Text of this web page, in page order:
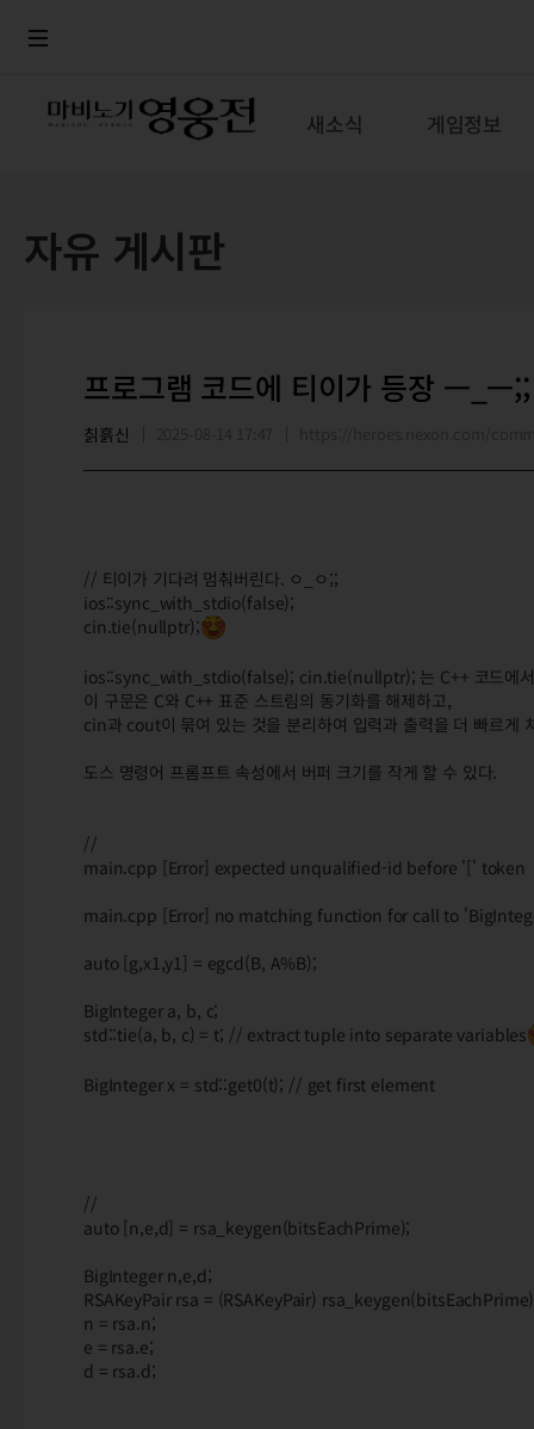
새소식 게임정보
자유 게시판
프로그램 코드에 티이가 등장 ㅡ_ㅡ;;
칡흙신
// 티이가 기다려 멈춰버린다. ㅇ_ㅇ;;
ios::sync_with_stdio(false);
cin.tie(nullptr);
ios::sync_with_stdio(false); cin.tie(nullptr); 는 C++ 코드에서
이 구문은 C와 C++ 표준 스트림의 동기화를 해제하고,
cin과 cout이 묶여 있는 것을 분리하여 입력과 출력을 더 빠르게
도스 명령어 프롬프트 속성에서 버퍼 크기를 작게 할 수 있다.
//
main.cpp [Error] expected unqualified-id before '[' token
main.cpp [Error] no matching function for call to
auto [g,x1,y1] = egcd(B, A%B);
BigInteger a, b, c;
std::tie(a, b, c) = t; // extract tuple into separate variables
BigInteger x = std::get0(t); // get first element
//
auto [n,e,d] = rsa_keygen(bitsEachPrime);
BigInteger n,e,d;
RSAKeyPair rsa = (RSAKeyPair)
n = rsa.n;
e = rsa.e;
d = rsa.d;